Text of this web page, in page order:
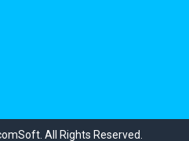
All Rights Reserved.